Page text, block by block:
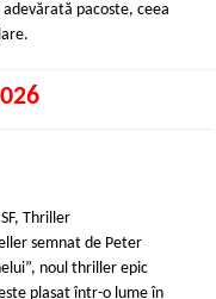
pacoste, ceea
Thriller
semnat de Peter
noul thriller epic
plasat într-o lume în